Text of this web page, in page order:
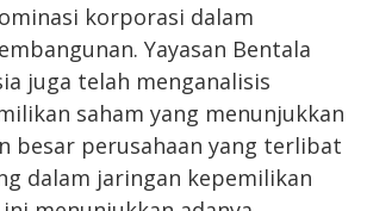
korporasi dalam
Yayasan Bentala
juga telah menganalisis
saham yang menunjukkan
besar perusahaan yang terlibat
dalam jaringan kepemilikan